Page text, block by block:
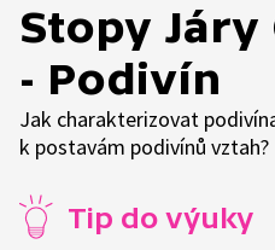
Stopy Járy
- Podivín
Jak charakterizovat
k postavám podivínů vztah?
Tip do výuky